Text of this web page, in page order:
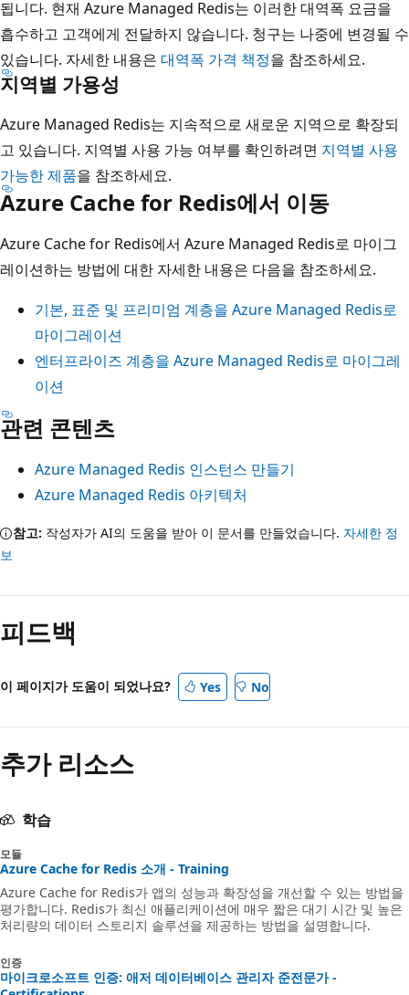
됩니다. 현재 Azure Managed Redis는 이러한 대역폭 요금을
흡수하고 고객에게 전달하지 않습니다. 청구는 나중에 변경될 수
있습니다. 자세한 내용은 대역폭 가격 책정을 참조하세요.
지역별 가용성
Azure Managed Redis는 지속적으로 새로운 지역으로 확장되
고 있습니다. 지역별 사용 가능 여부를 확인하려면 지역별 사용
가능한 제품을 참조하세요.
Azure Cache for Redis에서 이동
Azure Cache for Redis에서 Azure Managed Redis로 마이그
레이션하는 방법에 대한 자세한 내용은 다음을 참조하세요.
기본, 표준 및 프리미엄 계층을 Azure Managed Redis로
마이그레이션
엔터프라이즈 계층을 Azure Managed Redis로 마이그레
이션
관련 콘텐츠
Azure Managed Redis 인스턴스 만들기
Azure Managed Redis 아키텍처
참고: 작성자가 AI의 도움을 받아 이 문서를 만들었습니다. 자세한 정
보
피드백
이 페이지가 도움이 되었나요? Yes No
추가 리소스
학습
모듈
Azure Cache for Redis 소개 - Training
Azure Cache for Redis가 앱의 성능과 확장성을 개선할 수 있는 방법을
평가합니다. Redis가 최신 애플리케이션에 매우 짧은 대기 시간 및 높은
처리량의 데이터 스토리지 솔루션을 제공하는 방법을 설명합니다.
인증
마이크로소프트 인증: 애저 데이터베이스 관리자 준전문가 -